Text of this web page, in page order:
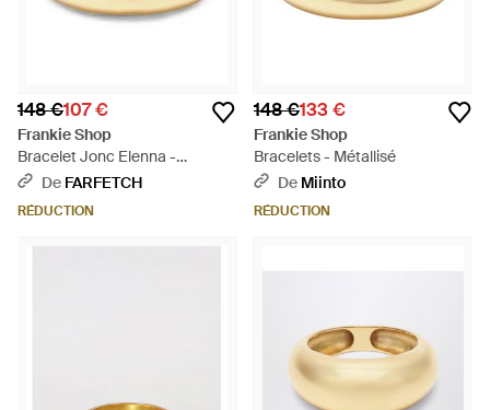
148 €107 €
Frankie Shop
Bracelet Jonc Elenna -
Métallisé
De FARFETCH
RÉDUCTION
148 €133 €
Frankie Shop
Bracelets - Métallisé
De Miinto
RÉDUCTION